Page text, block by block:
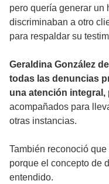
pero quería generar un
discriminaban a otro
para respaldar su
Geraldina González
todas las denuncias
una atención integral,
acompañados para
otras instancias.
También reconoció
porque el concepto de
entendido.